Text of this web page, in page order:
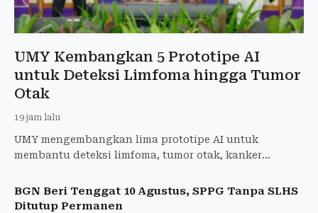
UMY Kembangkan 5 Prototipe AI
untuk Deteksi Limfoma hingga Tumor
Otak
19 jam lalu
UMY mengembangkan lima prototipe AI untuk
membantu deteksi limfoma, tumor otak, kanker
BGN Beri Tenggat 10 Agustus, SPPG Tanpa SLHS
Ditutup Permanen